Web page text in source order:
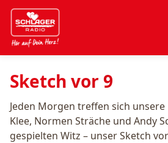
Sketch vor 9
Jeden Morgen treffen sich
Klee, Normen Sträche und Andy
gespielten Witz – unser Sketch